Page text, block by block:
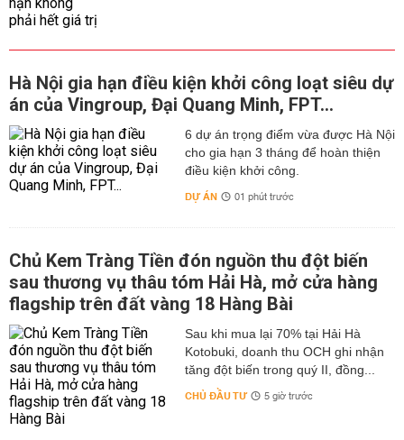
Hà Nội gia hạn điều kiện khởi công loạt siêu dự
án của Vingroup, Đại Quang Minh, FPT...
6 dự án trọng điểm vừa được Hà Nội
cho gia hạn 3 tháng để hoàn thiện
điều kiện khởi công.
DỰ ÁN 01 phút trước
Chủ Kem Tràng Tiền đón nguồn thu đột biến
sau thương vụ thâu tóm Hải Hà, mở cửa hàng
flagship trên đất vàng 18 Hàng Bài
Sau khi mua lại 70% tại Hải Hà
Kotobuki, doanh thu OCH ghi nhận
tăng đột biến trong quý II, đồng...
CHỦ ĐẦU TƯ 5 giờ trước